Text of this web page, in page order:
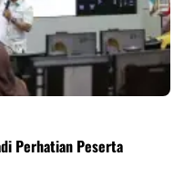
Perhatian Peserta